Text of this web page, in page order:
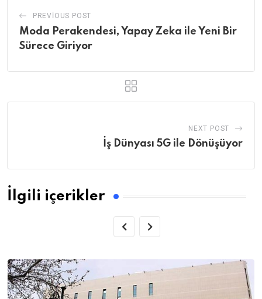
PREVIOUS POST
Moda Perakendesi, Yapay Zeka ile Yeni Bir
Sürece Giriyor
NEXT POST
İş Dünyası 5G ile Dönüşüyor
İlgili içerikler